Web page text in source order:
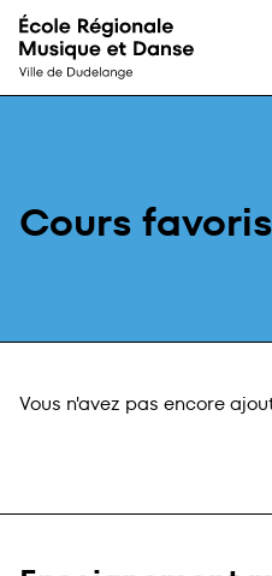
Accueil
Cours favoris
Vous n'avez pas encore